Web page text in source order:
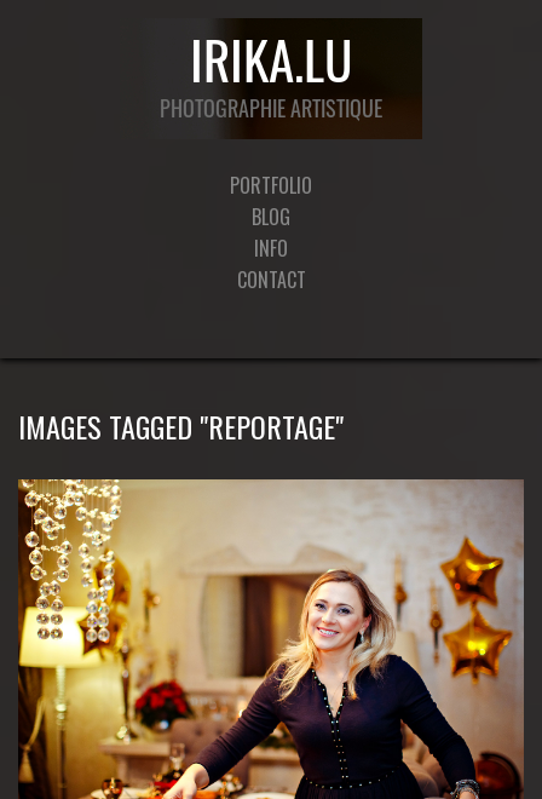
PORTFOLIO
BLOG
INFO
CONTACT
IMAGES TAGGED "REPORTAGE"